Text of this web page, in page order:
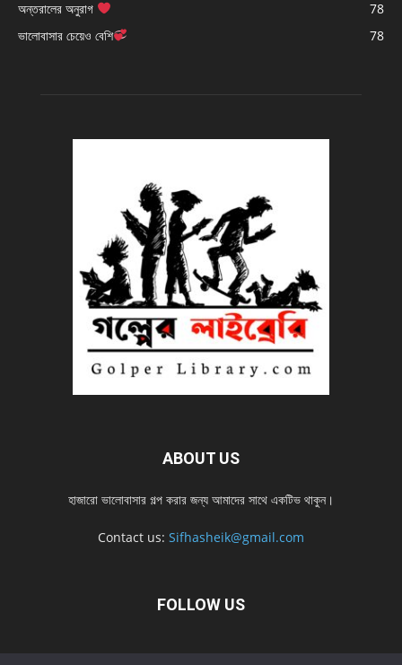
অন্তরালের অনুরাগ
78
ভালোবাসার চেয়েও বেশি
78
ABOUT US
হাজারো ভালোবাসার গল্প করার জন্য আমাদের সাথে একটিভ থাকুন।
Contact us: Sifhasheik@gmail.com
FOLLOW US